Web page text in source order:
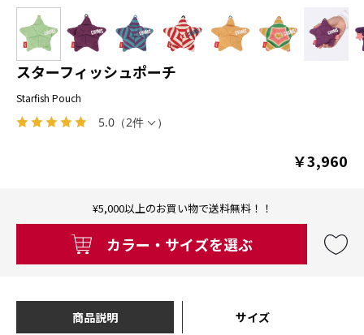
5.0 （2件 ）
スターフィッシュポーチ
Starfish Pouch
￥3,960
¥5,000以上のお買い物で送料無料！！
カラー・サイズを選ぶ
商品説明 サイズ